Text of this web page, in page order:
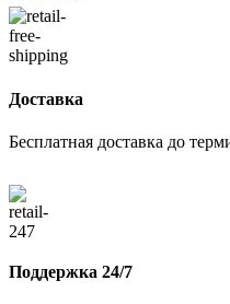
Доставка
Бесплатная доставка до
Поддержка 24/7